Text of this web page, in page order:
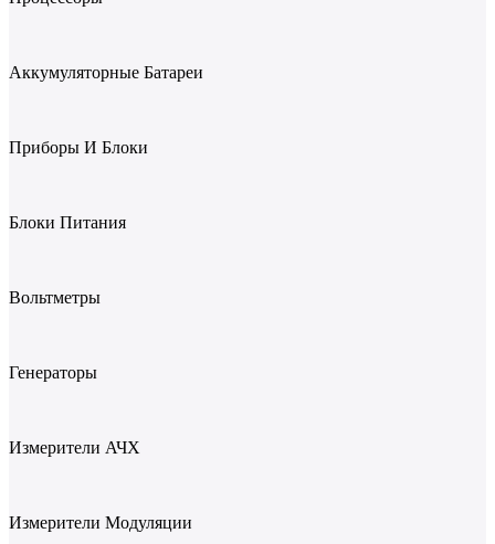
Аккумуляторные Батареи
Приборы И Блоки
Блоки Питания
Вольтметры
Генераторы
Измерители АЧХ
Измерители Модуляции